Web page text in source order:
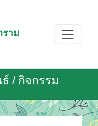
ราม
/ กิจกรรม